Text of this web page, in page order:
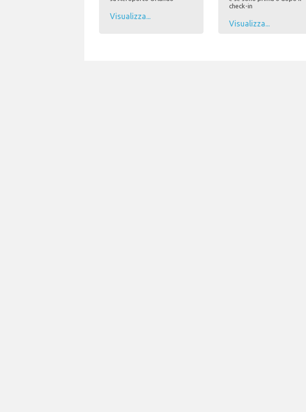
Visualizza...
check-in
Visualizza...